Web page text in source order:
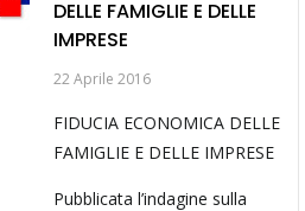
DELLE FAMIGLIE E DELLE
IMPRESE
22 Aprile 2016
FIDUCIA ECONOMICA DELLE
FAMIGLIE E DELLE IMPRESE
Pubblicata l’indagine sulla